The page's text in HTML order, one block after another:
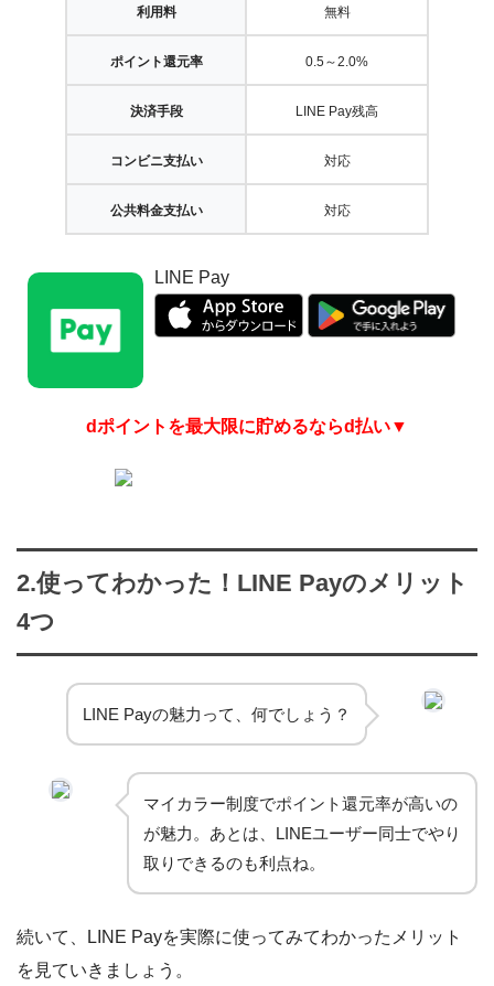
利用料 無料
ポイント還元率 0.5～2.0%
決済手段 LINE Pay残高
コンビニ支払い 対応
公共料金支払い 対応
LINE Pay
dポイントを最大限に貯めるならd払い▼
2.使ってわかった！LINE Payのメリット
4つ
LINE Payの魅力って、何でしょう？
マイカラー制度でポイント還元率が高いの
が魅力。あとは、LINEユーザー同士でやり
取りできるのも利点ね。
続いて、LINE Payを実際に使ってみてわかったメリット
を見ていきましょう。